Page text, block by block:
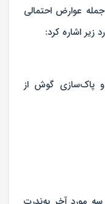
عوارض احتمالی
زیر اشاره کرد:
پاک‌سازی گوش از